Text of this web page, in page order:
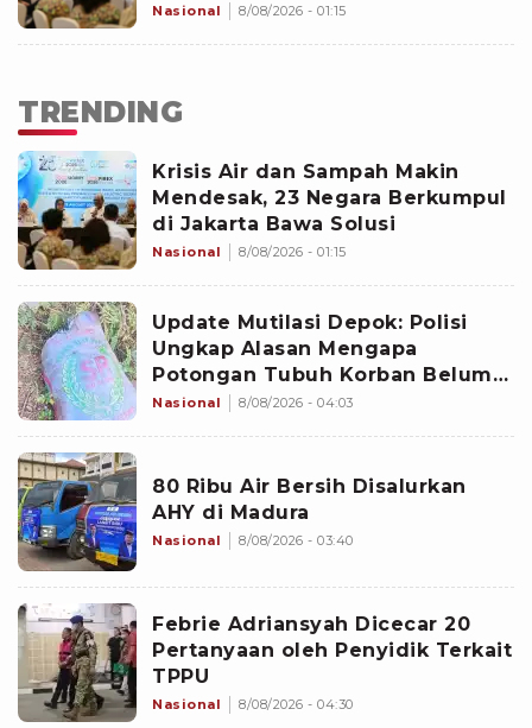
Nasional 8/08/2026 - 01:15
TRENDING
Krisis Air dan Sampah Makin
Mendesak, 23 Negara Berkumpul
di Jakarta Bawa Solusi
Nasional 8/08/2026 - 01:15
Update Mutilasi Depok: Polisi
Ungkap Alasan Mengapa
Potongan Tubuh Korban Belum
Juga Ditemukan
Nasional 8/08/2026 - 04:03
80 Ribu Air Bersih Disalurkan
AHY di Madura
Nasional 8/08/2026 - 03:40
Febrie Adriansyah Dicecar 20
Pertanyaan oleh Penyidik Terkait
TPPU
Nasional 8/08/2026 - 04:30